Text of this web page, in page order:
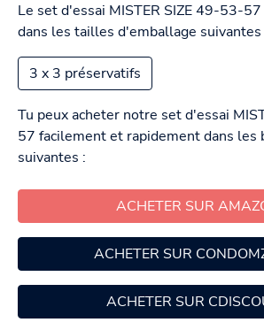
Le set d'essai MISTER SIZE 49-53-
dans les tailles d'emballage suivantes
3 x 3 préservatifs
Tu peux acheter notre set d'essai
57 facilement et rapidement dans les
suivantes :
ACHETER SUR
ACHETER SUR
ACHETER SUR